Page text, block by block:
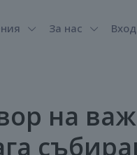
За нас Вход
на